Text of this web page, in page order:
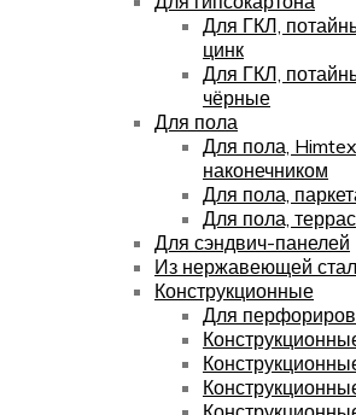
Для ГКЛ,
цинк
Для ГКЛ,
чёрные
Для пола
Для пола,
наконечником
Для пола,
Для пола, террас
Для сэндвич-панелей
Из нержавеющей
Конструкционные
Для